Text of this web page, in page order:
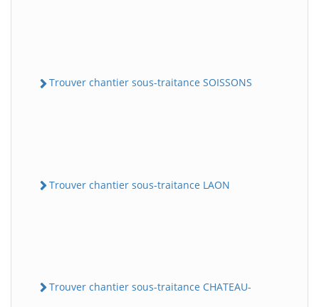
Trouver chantier sous-traitance SOISSONS
Trouver chantier sous-traitance LAON
Trouver chantier sous-traitance CHATEAU-